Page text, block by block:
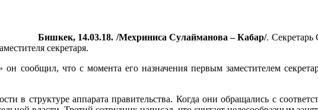
Бишкек, 14.03.18. /Мехриниса Сулайманова – Кабар/. Секретарь
секретаря.
сообщил, что с момента его назначения первым заместителем
в структуре аппарата правительства. Когда они обращались с